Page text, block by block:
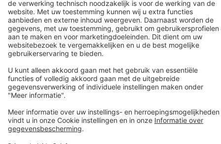
Dräger klantenservice
Over Dräger
Bestellen in onze webshop
Community